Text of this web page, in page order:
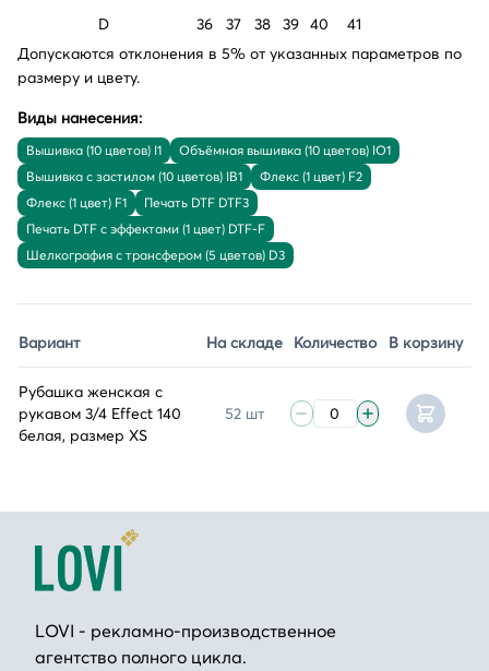
D
36 37 38 39 40
41
Допускаются отклонения в 5% от указанных параметров по
размеру и цвету.
Виды нанесения:
Вышивка (10 цветов) I1
Объёмная вышивка (10 цветов) IO1
Вышивка с застилом (10 цветов) IB1
Флекс (1 цвет) F2
Флекс (1 цвет) F1
Печать DTF DTF3
Печать DTF с эффектами (1 цвет) DTF-F
Шелкография с трансфером (5 цветов) D3
Вариант На складе Количество В корзину
Рубашка женская с
рукавом 3/4 Effect 140
белая, размер XS
52 шт
LOVI - рекламно-производственное
агентство полного цикла.